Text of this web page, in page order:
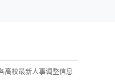
高校最新人事调整信息